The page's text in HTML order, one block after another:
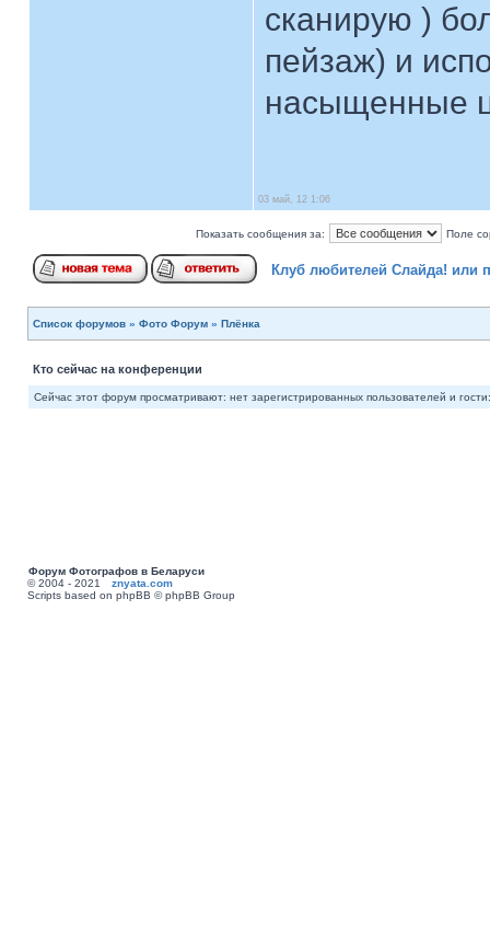
сканирую )
пейзаж) и
насыщенные
03 май, 12 1:06
Показать сообщения за: Поле
Клуб любителей Слайда! или
Список форумов » Фото Форум » Плёнка
Кто сейчас на конференции
Сейчас этот форум просматривают: нет зарегистрированных пользователей и
Форум Фотографов в Беларуси
© 2004 - 2021 znyata.com
Scripts based on phpBB © phpBB Group